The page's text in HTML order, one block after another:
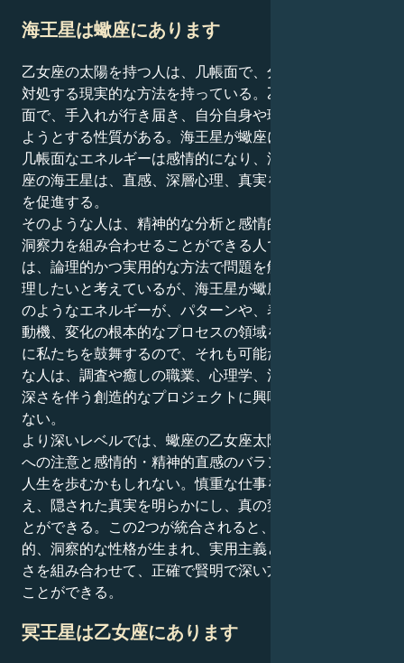
海王星は蠍座にあります
乙女座の太陽を持つ人は、几帳面で、分析的で、人生に
対処する現実的な方法を持っている。乙女座の人は几帳
面で、手入れが行き届き、自分自身や環境をより良くし
ようとする性質がある。海王星が蠍座にあるとき、この
几帳面なエネルギーは感情的になり、深く変容する。蠍
座の海王星は、直感、深層心理、真実を深く秘めた魔術
を促進する。
そのような人は、精神的な分析と感情的な知覚や繊細な
洞察力を組み合わせることができる人である。乙女座
は、論理的かつ実用的な方法で問題を解決し、人生を整
理したいと考えているが、海王星が蠍座にある間は、そ
のようなエネルギーが、パターンや、表面下に隠された
動機、変化の根本的なプロセスの領域を掘り下げる方向
に私たちを鼓舞するので、それも可能だろう。このよう
な人は、調査や癒しの職業、心理学、注意力、正確さ、
深さを伴う創造的なプロジェクトに興味があるかもしれ
ない。
より深いレベルでは、蠍座の乙女座太陽海王星は、細部
への注意と感情的・精神的直感のバランスを取りながら
人生を歩むかもしれない。慎重な仕事を深い変容に変
え、隠された真実を明らかにし、真の変化をもたらすこ
とができる。この2つが統合されると、共感的、直感
的、洞察的な性格が生まれ、実用主義と直感と感情の深
さを組み合わせて、正確で賢明で深い方法で人生を歩む
ことができる。
冥王星は乙女座にあります